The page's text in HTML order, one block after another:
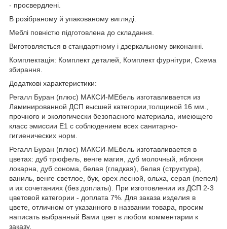
- просвердлені.
В розібраному й упакованому вигляді.
Меблі повністю підготовлена до складання.
Виготовляється в стандартному і дзеркальному виконанні.
Комплектація: Комплект деталей, Комплект фурнітури, Схема
збирання.
Додаткові характеристики:
Регалл Буран (плюс) МАКСИ-МЕбель изготавливается из
Ламинированной ДСП высшей категории,толщиной 16 мм.,
прочного и экологически безопасного материала, имеющего
класс эмиссии Е1 с соблюдением всех санитарно-
гигиенических норм.
Регалл Буран (плюс) МАКСИ-МЕбель изготавливается в
цветах: дуб трюфель, венге магия, дуб молочный, яблоня
локарна, дуб сонома, белая (гладкая), белая (структура),
ваниль, венге светлое, бук, орех лесной, ольха, серая (пепел)
и их сочетаниях (без доплаты). При изготовлении из ДСП 2-3
цветовой категории - доплата 7%. Для заказа изделия в
цвете, отличном от указанного в названии товара, просим
написать выбранный Вами цвет в любом комментарии к
заказу.